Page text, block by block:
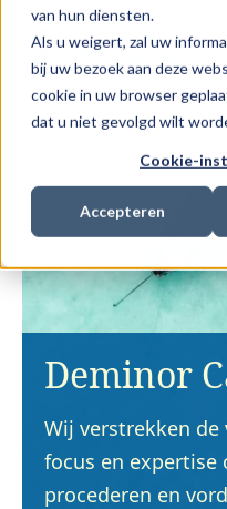
van hun diensten.
Als u weigert, zal uw
bij uw bezoek aan deze
cookie in uw browser
dat u niet gevolgd wilt
Cookie-
Accepteren
Deminor
Wij verstrekken
focus en expertise
procederen en